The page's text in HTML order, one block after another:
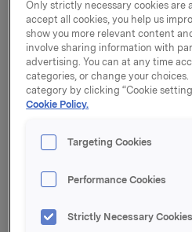
nærmere kundene og øke
om dette store markedet,
Anand Chatorikar.
Salget av Borregaards
etableringen av
Borregaard et salg på
India.
Vanillin i røkelse
oppnådd en betydelig
Only strictly necessary cookies are
accept all cookies, you help us
show you more relevant content
involve sharing information with
advertising. You can at any time
categories, or change your
category by clicking “Cookie
Cookie Policy.
Targeting Cookies
Performance Cookies
Strictly Necessary Cookies